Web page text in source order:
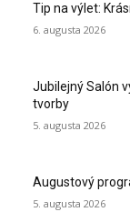
Tip na výlet:
6. augusta 2026
Jubilejný Salón
tvorby
5. augusta 2026
Augustový
5. augusta 2026